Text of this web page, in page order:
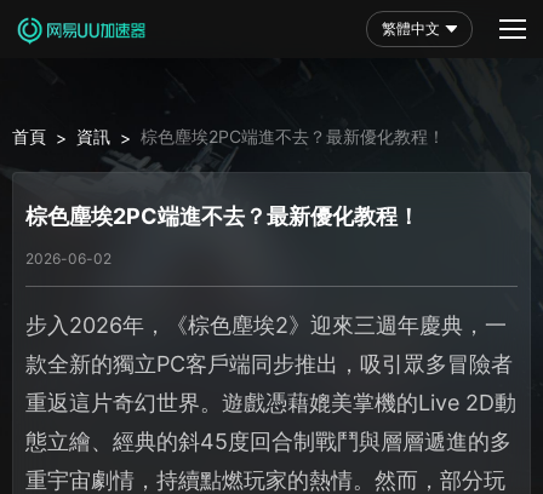
繁體中文
首頁 > 資訊 > 棕色塵埃2PC端進不去？最新優化教程！
棕色塵埃2PC端進不去？最新優化教程！
2026-06-02
步入2026年，《棕色塵埃2》迎來三週年慶典，一
款全新的獨立PC客戶端同步推出，吸引眾多冒險者
重返這片奇幻世界。遊戲憑藉媲美掌機的Live 2D動
態立繪、經典的斜45度回合制戰鬥與層層遞進的多
重宇宙劇情，持續點燃玩家的熱情。然而，部分玩